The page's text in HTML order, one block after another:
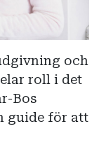
och
roll i det
Bos
guide för att